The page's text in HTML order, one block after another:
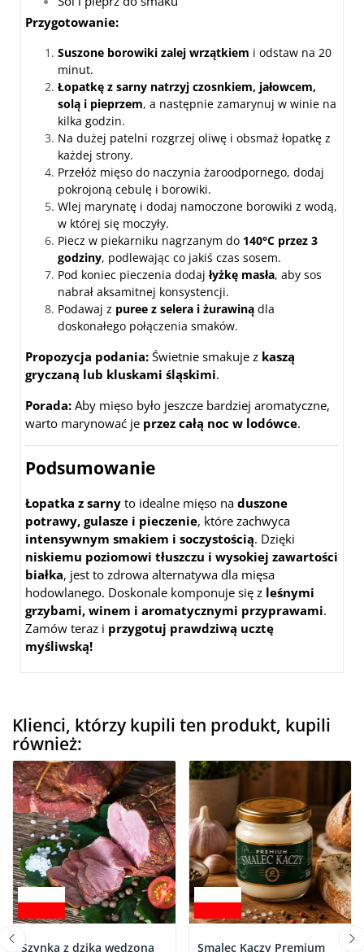
Przygotowanie:
Suszone borowiki zalej wrzątkiem i odstaw na 20
minut.
Łopatkę z sarny natrzyj czosnkiem, jałowcem,
solą i pieprzem, a następnie zamarynuj w winie na
kilka godzin.
Na dużej patelni rozgrzej oliwę i obsmaż łopatkę z
każdej strony.
Przełóż mięso do naczynia żaroodpornego, dodaj
pokrojoną cebulę i borowiki.
Wlej marynatę i dodaj namoczone borowiki z wodą,
w której się moczyły.
Piecz w piekarniku nagrzanym do 140°C przez 3
godziny, podlewając co jakiś czas sosem.
Pod koniec pieczenia dodaj łyżkę masła, aby sos
nabrał aksamitnej konsystencji.
Podawaj z puree z selera i żurawiną dla
doskonałego połączenia smaków.
Propozycja podania: Świetnie smakuje z kaszą
gryczaną lub kluskami śląskimi.
Porada: Aby mięso było jeszcze bardziej aromatyczne,
warto marynować je przez całą noc w lodówce.
Podsumowanie
Łopatka z sarny to idealne mięso na duszone
potrawy, gulasze i pieczenie, które zachwyca
intensywnym smakiem i soczystością. Dzięki
niskiemu poziomowi tłuszczu i wysokiej zawartości
białka, jest to zdrowa alternatywa dla mięsa
hodowlanego. Doskonale komponuje się z leśnymi
grzybami, winem i aromatycznymi przyprawami.
Zamów teraz i przygotuj prawdziwą ucztę
myśliwską!
Klienci, którzy kupili ten produkt, kupili
również:
Szynka z dzika wędzona
Smalec Kaczy Premium